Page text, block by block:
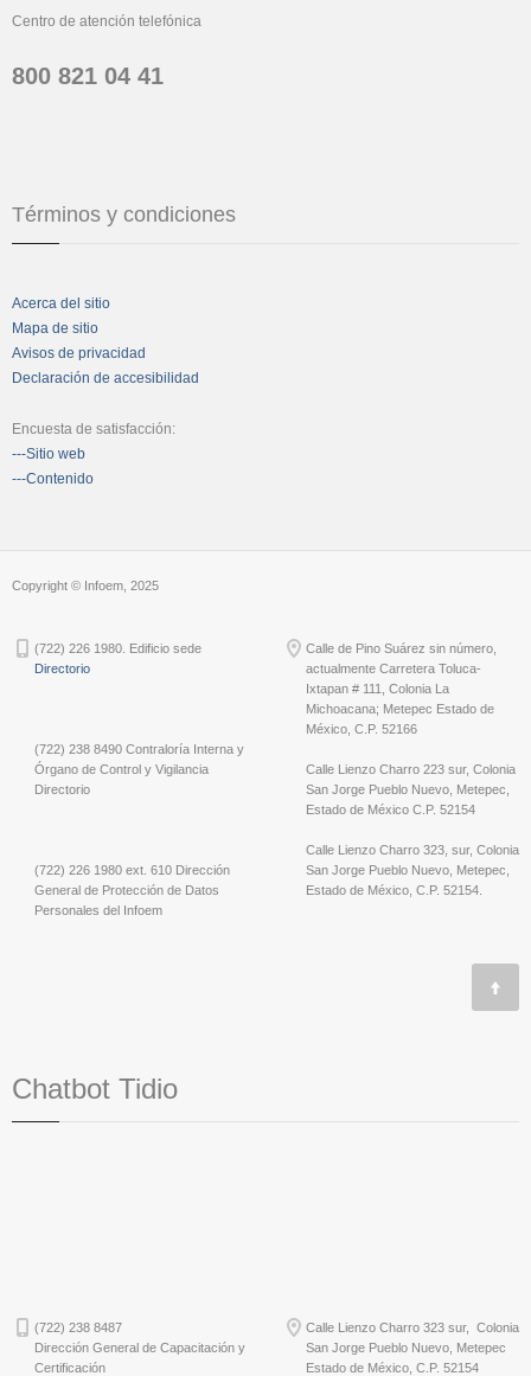
Centro de atención telefónica
800 821 04 41
Términos y condiciones
Acerca del sitio
Mapa de sitio
Avisos de privacidad
Declaración de accesibilidad
Encuesta de satisfacción:
---Sitio web
---Contenido
Copyright © Infoem, 2025
(722) 226 1980. Edificio sede
Directorio
(722) 238 8490 Contraloría Interna y
Órgano de Control y Vigilancia
Directorio
(722) 226 1980 ext. 610 Dirección
General de Protección de Datos
Personales del Infoem
Calle de Pino Suárez sin número,
actualmente Carretera Toluca-
Ixtapan # 111, Colonia La
Michoacana; Metepec Estado de
México, C.P. 52166
Calle Lienzo Charro 223 sur, Colonia
San Jorge Pueblo Nuevo, Metepec,
Estado de México C.P. 52154
Calle Lienzo Charro 323, sur, Colonia
San Jorge Pueblo Nuevo, Metepec,
Estado de México, C.P. 52154.
Chatbot Tidio
(722) 238 8487
Dirección General de Capacitación y
Certificación
Calle Lienzo Charro 323 sur, Colonia
San Jorge Pueblo Nuevo, Metepec
Estado de México, C.P. 52154